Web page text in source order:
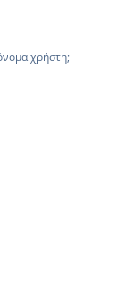
χρήστη;